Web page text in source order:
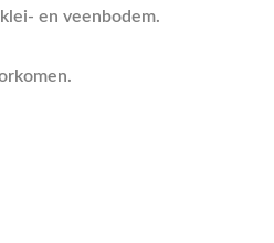
en veenbodem.